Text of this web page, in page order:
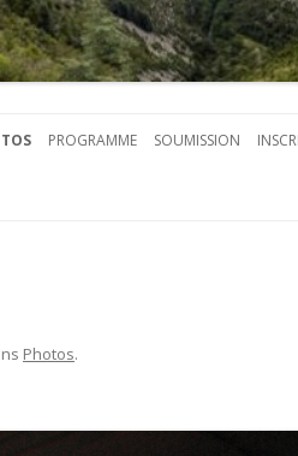
PROGRAMME SOUMISSION
Photos.